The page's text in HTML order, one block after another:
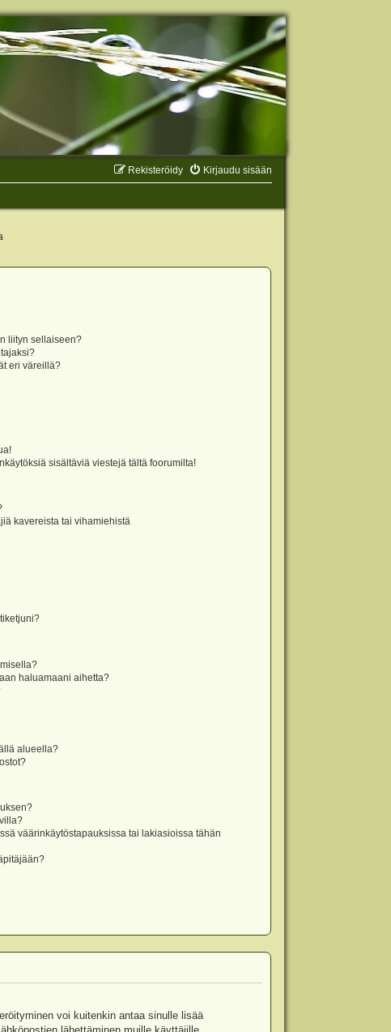
Kirjaudu sisään
Rekisteröidy
liityn sellaiseen?
eri väreillä?
sisältäviä viestejä tältä foorumilta!
kavereista tai vihamiehistä
haluamaani aihetta?
alueella?
väärinkäytöstapauksissa tai lakiasioissa tähän
voi kuitenkin antaa sinulle lisää